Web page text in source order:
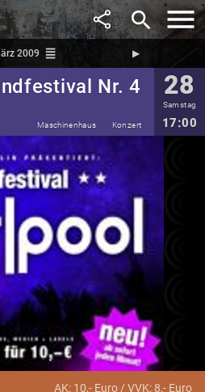
search
2009 reorder ▶︎
Nr. 4 28
Samstag
17:00
Maschinenhaus Konzert
AK: 10,- Euro / VVK: 8,- Euro